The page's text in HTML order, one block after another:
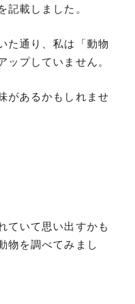
記載しました。
た通り、私は「動物
ップしていません。
があるかもしれませ
ていて思い出すかも
物を調べてみまし